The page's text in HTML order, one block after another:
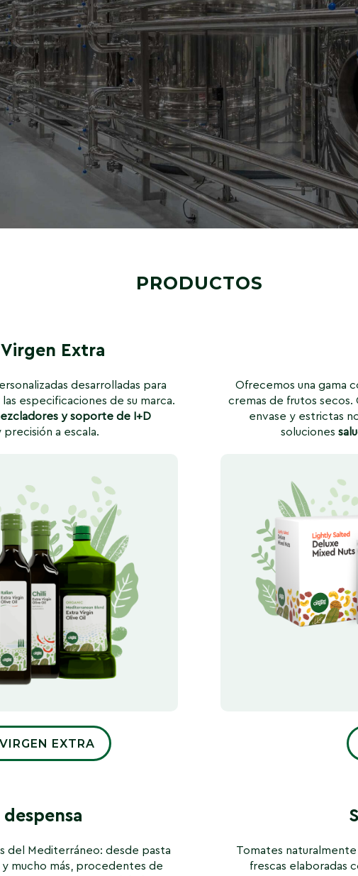
destino.
PRODUCTOS
Extra
desarrolladas para
especificaciones de su marca.
y soporte de I+D
a escala.
EXTRA
Ofrecemos una gama
cremas de frutos
envase y estrictas
soluciones
despensa
del Mediterráneo: desde pasta
mucho más, procedentes de
Tomates
frescas elaboradas